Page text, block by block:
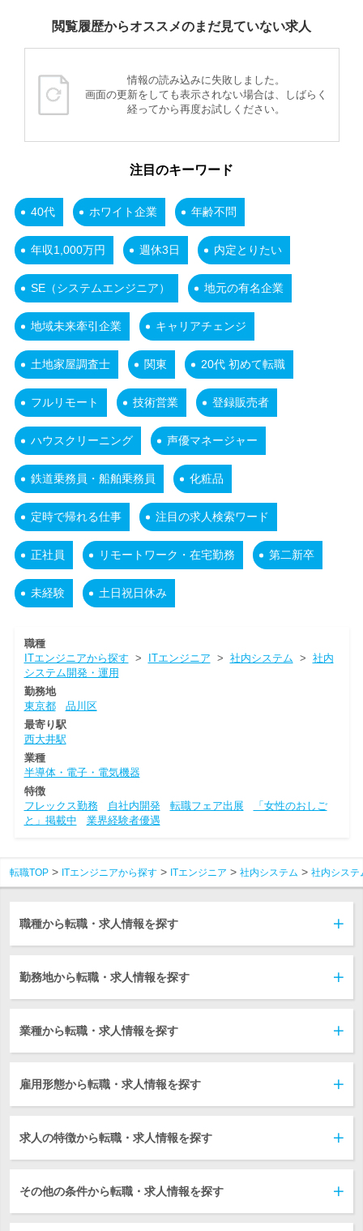
閲覧履歴からオススメのまだ見ていない求人
情報の読み込みに失敗しました。
画面の更新をしても表示されない場合は、しばらく
経ってから再度お試しください。
注目のキーワード
40代 ホワイト企業 年齢不問
年収1,000万円 週休3日 内定とりたい
SE（システムエンジニア） 地元の有名企業
地域未来牽引企業 キャリアチェンジ
土地家屋調査士 関東 20代 初めて転職
フルリモート 技術営業 登録販売者
ハウスクリーニング 声優マネージャー
鉄道乗務員・船舶乗務員 化粧品
定時で帰れる仕事 注目の求人検索ワード
正社員 リモートワーク・在宅勤務 第二新卒
未経験 土日祝日休み
職種
ITエンジニアから探す > ITエンジニア > 社内システム > 社内
システム開発・運用
勤務地
東京都
品川区
最寄り駅
西大井駅
業種
半導体・電子・電気機器
特徴
フレックス勤務
自社内開発 転職フェア出展
「女性のおしご
と」掲載中
業界経験者優遇
転職TOP ITエンジニアから探す ITエンジニア 社内システム 社内システ
職種から転職・求人情報を探す
勤務地から転職・求人情報を探す
業種から転職・求人情報を探す
雇用形態から転職・求人情報を探す
求人の特徴から転職・求人情報を探す
その他の条件から転職・求人情報を探す